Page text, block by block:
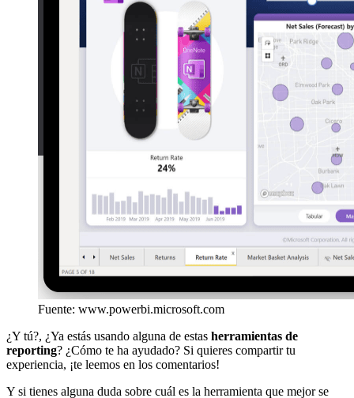
Fuente: www.powerbi.microsoft.com
¿Y tú?, ¿Ya estás usando alguna de estas herramientas de
reporting? ¿Cómo te ha ayudado? Si quieres compartir tu
experiencia, ¡te leemos en los comentarios!
Y si tienes alguna duda sobre cuál es la herramienta que mejor se